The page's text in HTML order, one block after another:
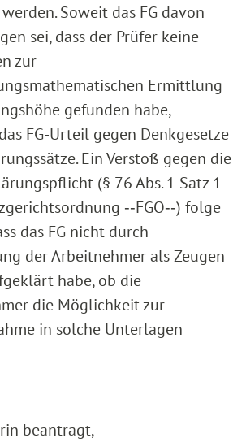
Soweit das FG davon
sei, dass der Prüfer keine
zur
Ermittlung
gefunden habe,
FG-Urteil gegen Denkgesetze
Ein Verstoß gegen die
(§ 76 Abs. 1 Satz 1
‑‑FGO‑‑) folge
das FG nicht durch
der Arbeitnehmer als Zeugen
habe, ob die
die Möglichkeit zur
in solche Unterlagen
beantragt,